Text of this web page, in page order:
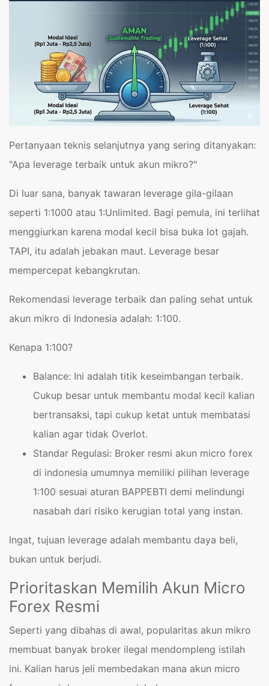
Pertanyaan teknis selanjutnya yang sering ditanyakan:
"Apa leverage terbaik untuk akun mikro?"
Di luar sana, banyak tawaran leverage gila-gilaan
seperti 1:1000 atau 1:Unlimited. Bagi pemula, ini terlihat
menggiurkan karena modal kecil bisa buka lot gajah.
TAPI, itu adalah jebakan maut. Leverage besar
mempercepat kebangkrutan.
Rekomendasi leverage terbaik dan paling sehat untuk
akun mikro di Indonesia adalah: 1:100.
Kenapa 1:100?
Balance: Ini adalah titik keseimbangan terbaik.
Cukup besar untuk membantu modal kecil kalian
bertransaksi, tapi cukup ketat untuk membatasi
kalian agar tidak Overlot.
Standar Regulasi: Broker resmi akun micro forex
di indonesia umumnya memiliki pilihan leverage
1:100 sesuai aturan BAPPEBTI demi melindungi
nasabah dari risiko kerugian total yang instan.
Ingat, tujuan leverage adalah membantu daya beli,
bukan untuk berjudi.
Prioritaskan Memilih Akun Micro
Forex Resmi
Seperti yang dibahas di awal, popularitas akun mikro
membuat banyak broker ilegal mendompleng istilah
ini. Kalian harus jeli membedakan mana akun micro